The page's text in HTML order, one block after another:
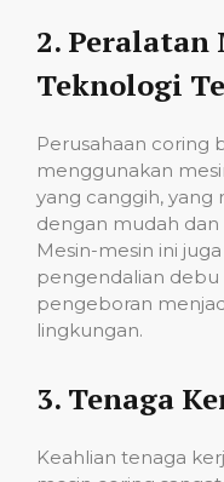
2. Peralatan
Teknologi
Perusahaan coring
menggunakan
yang canggih,
dengan mudah dan
Mesin-mesin ini
pengendalian debu
pengeboran
lingkungan.
3. Tenaga
Keahlian tenaga